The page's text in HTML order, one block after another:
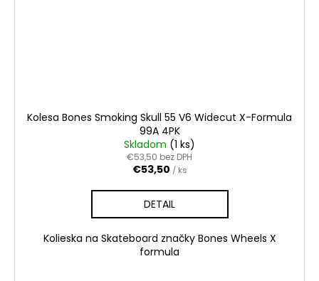
Kolesa Bones Smoking Skull 55 V6 Widecut X-Formula
99A 4PK
Skladom (1 ks)
€53,50 bez DPH
€53,50 / ks
DETAIL
Kolieska na Skateboard značky Bones Wheels X
formula